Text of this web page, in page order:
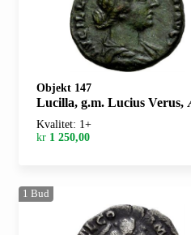
Objekt 147
Lucilla, g.m. Lucius Verus, Æ as, Roma 164-
Kvalitet: 1+
kr 1 250,00
1 Bud